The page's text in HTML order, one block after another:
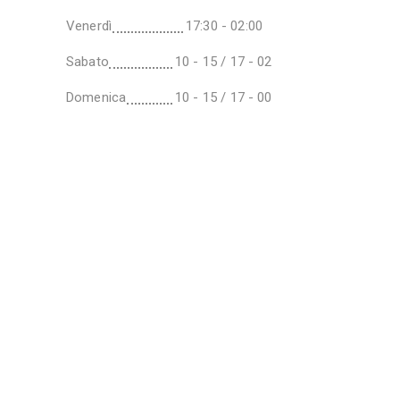
Venerdì 17:30 - 02:00
Sabato 10 - 15 / 17 - 02
Domenica 10 - 15 / 17 - 00